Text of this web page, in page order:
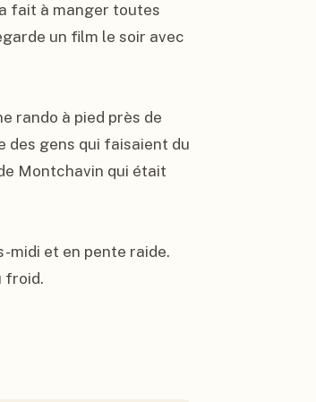
fait à manger toutes
un film le soir avec
rando à pied près de
des gens qui faisaient du
Montchavin qui était
midi et en pente raide.
froid.